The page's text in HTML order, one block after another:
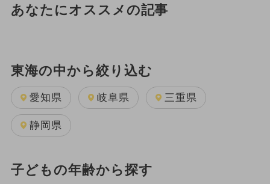
あなたにオススメの記事
東海の中から絞り込む
愛知県 岐阜県 三重県
静岡県
子どもの年齢から探す